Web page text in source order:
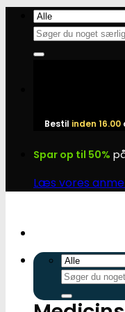
Fortsæt
indhold
Søg
efter:
Bestil inden 16.00
Spar op til 50%
Læs vores
Søg
efter: